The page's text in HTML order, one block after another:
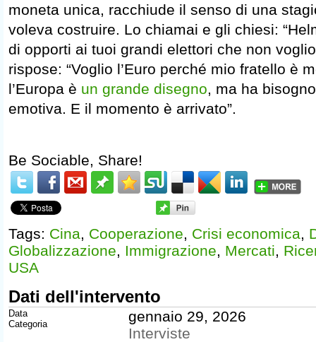
moneta unica, racchiude il senso di una
voleva costruire. Lo chiamai e gli chiesi:
di opporti ai tuoi grandi elettori che non
rispose: “Voglio l’Euro perché mio fratello è
l’Europa è un grande disegno, ma ha
emotiva. E il momento è arrivato”.
Be Sociable, Share!
Tags: Cina Cooperazione Crisi economica
Globalizzazione
Immigrazione Mercati
USA
Dati dell'intervento
Data
Categoria
gennaio 29, 2026
Interviste